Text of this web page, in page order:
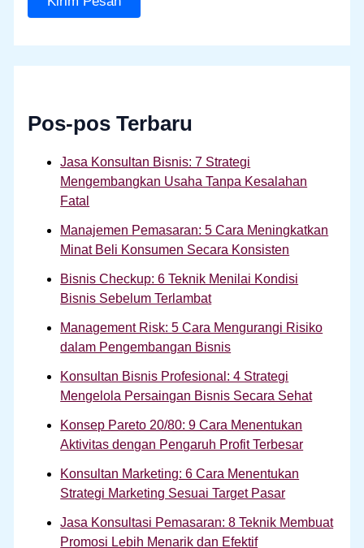
Pos-pos Terbaru
Jasa Konsultan Bisnis: 7 Strategi
Mengembangkan Usaha Tanpa Kesalahan
Fatal
Manajemen Pemasaran: 5 Cara Meningkatkan
Minat Beli Konsumen Secara Konsisten
Bisnis Checkup: 6 Teknik Menilai Kondisi
Bisnis Sebelum Terlambat
Management Risk: 5 Cara Mengurangi Risiko
dalam Pengembangan Bisnis
Konsultan Bisnis Profesional: 4 Strategi
Mengelola Persaingan Bisnis Secara Sehat
Konsep Pareto 20/80: 9 Cara Menentukan
Aktivitas dengan Pengaruh Profit Terbesar
Konsultan Marketing: 6 Cara Menentukan
Strategi Marketing Sesuai Target Pasar
Jasa Konsultasi Pemasaran: 8 Teknik Membuat
Promosi Lebih Menarik dan Efektif